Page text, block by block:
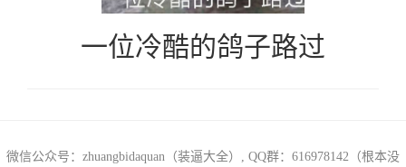
一位冷酷的鸽子路过
微信公众号：zhuangbidaquan（装逼大全）, QQ群：616978142（根本没